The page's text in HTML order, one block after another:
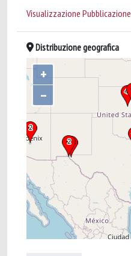
Visualizzazione Pubblicazione
Distribuzione geografica
+
–